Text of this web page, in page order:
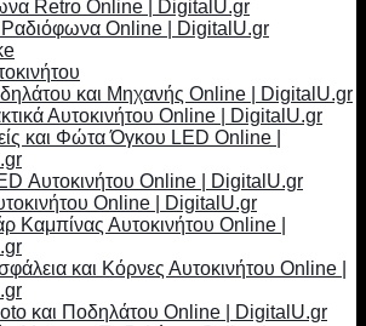
Retro Online | DigitalU.gr
Online | DigitalU.gr
και Μηχανής Online | DigitalU.gr
Αυτοκινήτου Online | DigitalU.gr
και Φώτα Όγκου LED Online |
Αυτοκινήτου Online | DigitalU.gr
Online | DigitalU.gr
Καμπίνας Αυτοκινήτου Online |
και Κόρνες Αυτοκινήτου Online |
και Ποδηλάτου Online | DigitalU.gr